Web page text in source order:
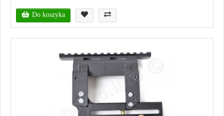
Do koszyka